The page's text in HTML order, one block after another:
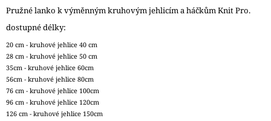
Pružné lanko k výměnným kruhovým jehlicím a háčkům Knit Pro.
dostupné délky:
20 cm - kruhové jehlice 40 cm
28 cm - kruhové jehlice 50 cm
35cm - kruhové jehlice 60cm
56cm - kruhové jehlice 80cm
76 cm - kruhové jehlice 100cm
96 cm - kruhové jehlice 120cm
126 cm - kruhové jehlice 150cm
J
E
M
E
REGIA
PAIRFECT
A&C
GARDEN
09136